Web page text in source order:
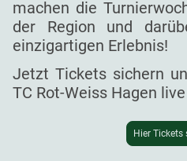
machen die
der Region und
einzigartigen Erlebnis!
Jetzt Tickets sichern
TC Rot-Weiss Hagen
Hier Tickets